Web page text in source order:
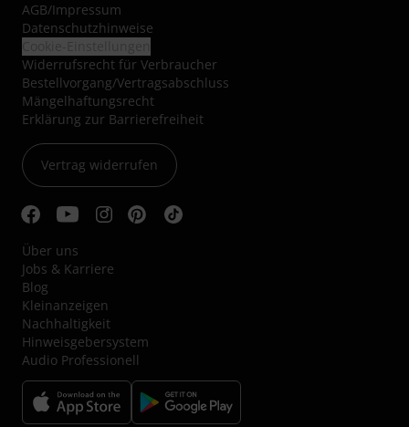
AGB/Impressum
Datenschutzhinweise
Widerrufsrecht für Verbraucher
Bestellvorgang/Vertragsabschluss
Mängelhaftungsrecht
Erklärung zur Barrierefreiheit
Vertrag widerrufen
Über uns
Jobs & Karriere
Blog
Kleinanzeigen
Nachhaltigkeit
Hinweisgebersystem
Audio Professionell